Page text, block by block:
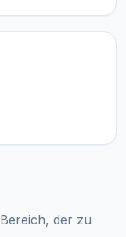
der zu